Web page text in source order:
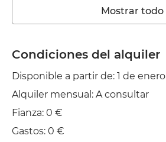
Ascensor
Wifi
TV
Plancha
Mostrar todo
Condiciones del alquiler
Disponible a partir de: 1 de enero
Alquiler mensual: A consultar
Fianza: 0 €
Gastos: 0 €